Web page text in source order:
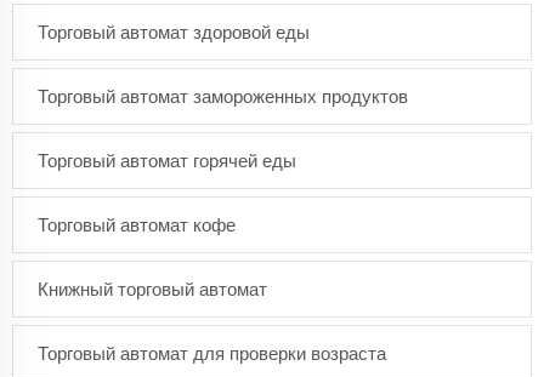
Торговый автомат здоровой еды
Торговый автомат замороженных продуктов
Торговый автомат горячей еды
Торговый автомат кофе
Книжный торговый автомат
Торговый автомат для проверки возраста